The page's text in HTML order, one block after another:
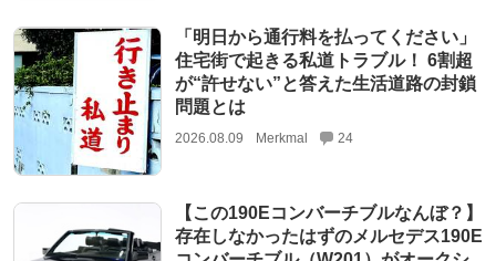
「明日から通行料を払ってください」
住宅街で起きる私道トラブル！ 6割超
が“許せない”と答えた生活道路の封鎖
問題とは
2026.08.09 Merkmal 24
【この190Eコンバーチブルなんぼ？】
存在しなかったはずのメルセデス190E